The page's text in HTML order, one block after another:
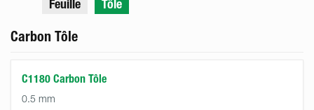
Feuille
Tôle
Carbon Tôle
C1180 Carbon Tôle
0.5 mm